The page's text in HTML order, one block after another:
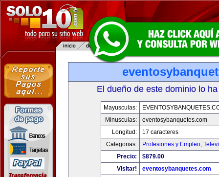
El dueño de este dominio lo
Mayusculas:
Minusculas:
eventosybanquetes.com
Longitud:
17 caracteres
Categorias:
Profesiones y Empleo,
Precio:
$879.00
Visitar!
eventosybanquetes.com